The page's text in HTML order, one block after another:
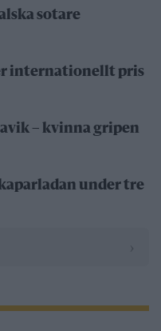
sotare
internationellt pris
– kvinna gripen
under tre